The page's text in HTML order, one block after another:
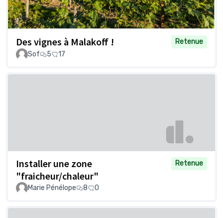
Des vignes à Malakoff !
Retenue
Sof
5 17
Installer une zone
"fraicheur/chaleur"
Retenue
Marie Pénélope 8 0